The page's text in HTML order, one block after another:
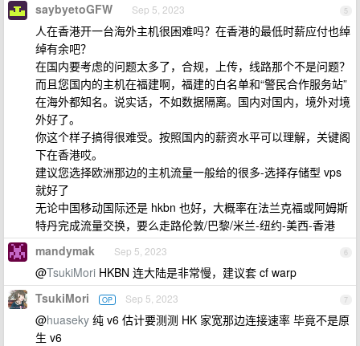
5
saybyetoGFW Sep 5, 2023
人在香港开一台海外主机很困难吗？在香港的最低时薪应付也绰
绰有余吧？
在国内要考虑的问题太多了，合规，上传，线路那个不是问题？
而且您国内的主机在福建啊，福建的白名单和“警民合作服务站”
在海外都知名。说实话，不如数据隔离。国内对国内，境外对境
外好了。
你这个样子搞得很难受。按照国内的薪资水平可以理解，关键阁
下在香港哎。
建议您选择欧洲那边的主机流量一般给的很多-选择存储型 vps
就好了
无论中国移动国际还是 hkbn 也好，大概率在法兰克福或阿姆斯
特丹完成流量交换，要么走路伦敦/巴黎/米兰-纽约-美西-香港
6
mandymak Sep 5, 2023
@TsukiMori HKBN 连大陆是非常慢，建议套 cf warp
7
TsukiMori OP Sep 5, 2023
@huaseky 纯 v6 估计要测测 HK 家宽那边连接速率 毕竟不是原
生 v6